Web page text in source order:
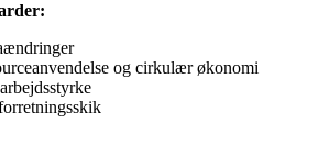
og cirkulær økonomi